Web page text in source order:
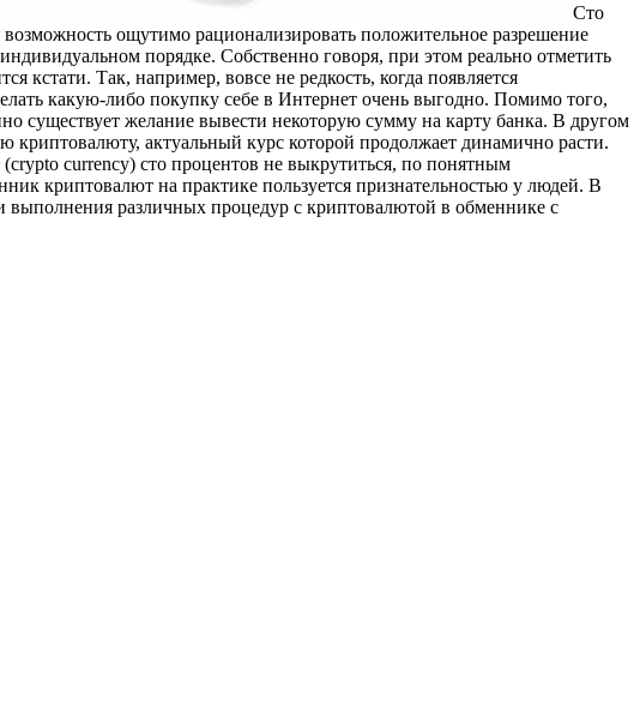
Сто
ощутимо рационализировать положительное разрешение
порядке. Собственно говоря, при этом реально отметить
кстати. Так, например, вовсе не редкость, когда появляется
какую-либо покупку себе в Интернет очень выгодно. Помимо того,
существует желание вывести некоторую сумму на карту банка. В другом
криптовалюту, актуальный курс которой продолжает динамично расти.
currency) сто процентов не выкрутиться, по понятным
криптовалют на практике пользуется признательностью у людей. В
выполнения различных процедур с криптовалютой в обменнике с